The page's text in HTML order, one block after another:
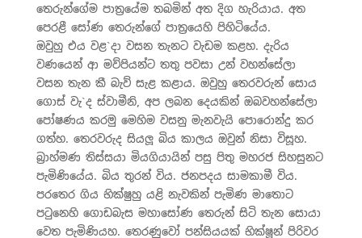
තෙරුන්ගේම පාත‍්‍රයේම තබමින් අත දිග හැරියාය. අත
පෙරළී සෝණ තෙරුන්ගේ පාත‍්‍රයෙහි පිහිටියේය.
ඔවුහු එය වළ`දා වසන තැනට වැඩම කළහ. දැරිය
වණයෙන් ආ මව්පියන්ට තතු පවසා උන් වහන්සේලා
වසන තැන කී බැව් සැළ කළාය. ඔවුහු තෙරවරුන් සොය
ගොස් වැ`ද ස්වාමීනි, අප ලබන දෙයකින් ඔබවහන්සේලා
පෝෂණය කරමු මෙහිම වසනු මැනවැයි පොරොන්දු කර
ගත්හ. තෙරවරුද සියලූ බිය කාලය ඔවුන් නිසා විසූහ.
බ‍්‍රාහ්මණ තිස්සයා මියගියායින් පසු පිතු මහරජ සිහසුනට
පැමිණියේය. බිය තුරන් විය. ජනපදය සාමකාමී විය.
පරතෙර ගිය භික්ෂුහු යළි නැවකින් පැමිණ මාතොට
පටුනෙහි ගොඩබැස මහාසෝණ තෙරුන් සිටි තැන සොයා
වෙත පැමිණියහ. තෙරණුවෝ පන්සියයක් භික්ෂූන් පිරිවර